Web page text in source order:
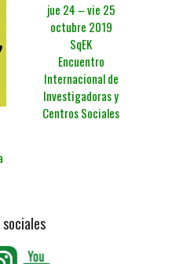
jue 24 – vie 25
octubre 2019
SqEK
Encuentro
Internacional de
Investigadoras y
Centros Sociales